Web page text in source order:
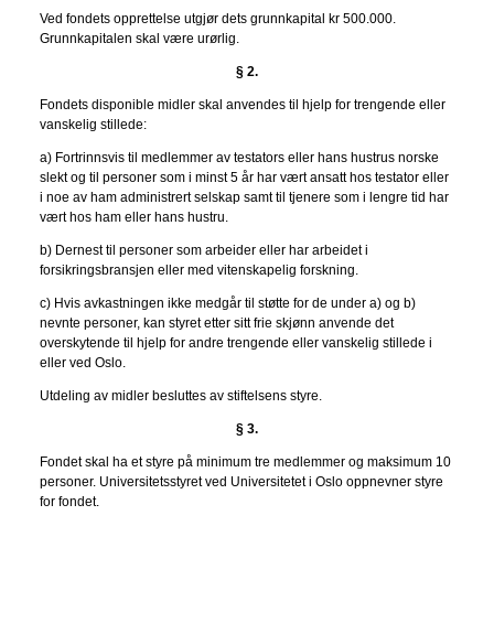
Ved fondets opprettelse utgjør dets grunnkapital kr 500.000.
Grunnkapitalen skal være urørlig.
§ 2.
Fondets disponible midler skal anvendes til hjelp for trengende eller
vanskelig stillede:
a) Fortrinnsvis til medlemmer av testators eller hans hustrus norske
slekt og til personer som i minst 5 år har vært ansatt hos testator eller
i noe av ham administrert selskap samt til tjenere som i lengre tid har
vært hos ham eller hans hustru.
b) Dernest til personer som arbeider eller har arbeidet i
forsikringsbransjen eller med vitenskapelig forskning.
c) Hvis avkastningen ikke medgår til støtte for de under a) og b)
nevnte personer, kan styret etter sitt frie skjønn anvende det
overskytende til hjelp for andre trengende eller vanskelig stillede i
eller ved Oslo.
Utdeling av midler besluttes av stiftelsens styre.
§ 3.
Fondet skal ha et styre på minimum tre medlemmer og maksimum 10
personer. Universitetsstyret ved Universitetet i Oslo oppnevner styre
for fondet.